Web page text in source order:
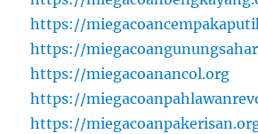
https://
https://
https://miegacoanancol.org
https://
https://